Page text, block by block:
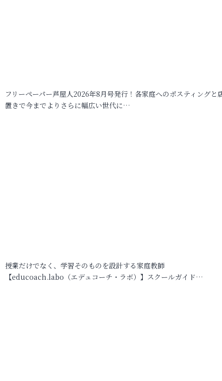
フリーペーパー芦屋人2026年8月号発行！各家庭へのポスティングと
置きで今までよりさらに幅広い世代に…
授業だけでなく、学習そのものを設計する家庭教師
【educoach.labo（エデュコーチ・ラボ）】スクールガイド…